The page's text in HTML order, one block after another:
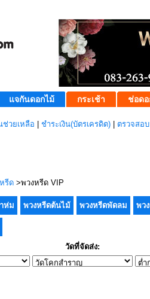
แจกันดอกไม้ กระเช้า ช่อดอ
ช่วยเหลือ ชำระเงิน(บัตรเครดิต) ตรวจสอ
รีด >พวงหรีด VIP
ห่ม พวงหรีดต้นไม้ พวงหรีดพัดลม พว
วัดที่จัดส่ง: